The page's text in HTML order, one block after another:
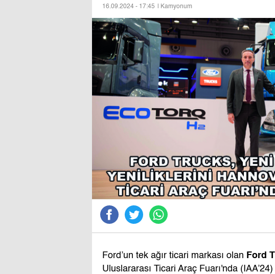
16.09.2024 - 17:45 | Kamyonum
Ford’un tek ağır ticari markası olan Ford
Uluslararası Ticari Araç Fuarı'nda